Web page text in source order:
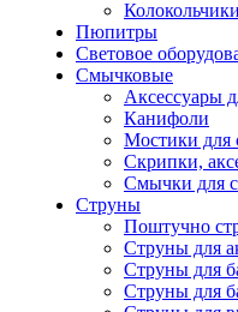
Колокольчики
Пюпитры
Световое
Смычковые
Аксессуары
Канифоли
Мостики для
Скрипки,
Смычки для
Струны
Поштучно
Струны для
Струны для
Струны для